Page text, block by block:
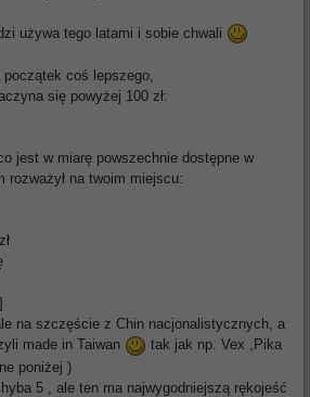
używa tego latami i sobie chwali
początek coś lepszego,
się powyżej 100 zł:
jest w miarę powszechnie dostępne w
rozważył na twoim miejscu:
na szczęście z Chin nacjonalistycznych, a
made in Taiwan
tak jak np. Vex ,Pika
poniżej )
5 , ale ten ma najwygodniejszą rękojeść